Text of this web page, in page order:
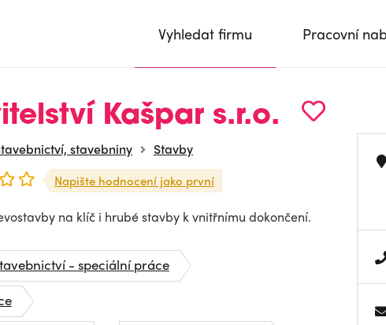
Vyhledat firmu Pracovní
Kašpar s.r.o.
stavebniny Stavby
Napište hodnocení jako první
na klíč i hrubé stavby k vnitřnímu dokončení.
- speciální práce